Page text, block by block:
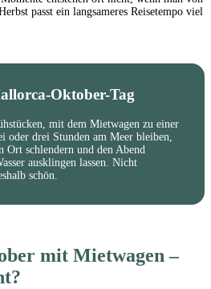
passt ein langsameres Reisetempo viel
Oktober-Tag
mit dem Mietwagen zu einer
oder drei Stunden am Meer bleiben,
Ort schlendern und den Abend
ausklingen lassen. Nicht
schön.
mit Mietwagen –